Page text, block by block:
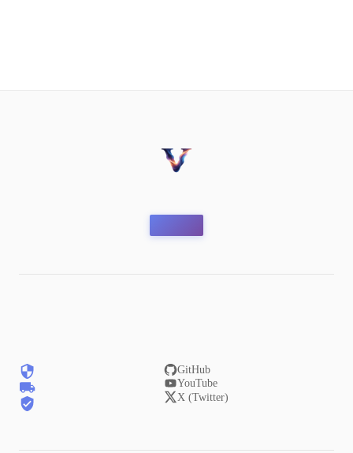
GitHub
YouTube
X (Twitter)